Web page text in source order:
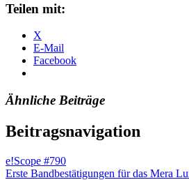
Teilen mit:
X
E-Mail
Facebook
Ähnliche Beiträge
Beitragsnavigation
e!Scope #790
Erste Bandbestätigungen für das Mera